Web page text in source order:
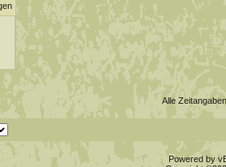
Alle
Powered by